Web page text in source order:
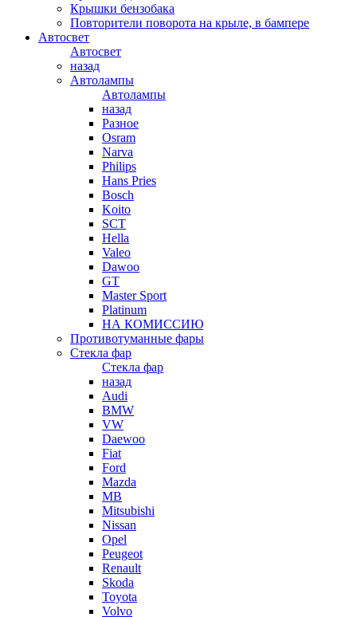
Крышки бензобака
Повторители поворота на крыле, в бампере
Автосвет
Автосвет
назад
Автолампы
Автолампы
назад
Разное
Osram
Narva
Philips
Hans Pries
Bosch
Koito
SCT
Hella
Valeo
Dawoo
GT
Master Sport
Platinum
НА КОМИССИЮ
Противотуманные фары
Стекла фар
Стекла фар
назад
Audi
BMW
VW
Daewoo
Fiat
Ford
Mazda
MB
Mitsubishi
Nissan
Opel
Peugeot
Renault
Skoda
Toyota
Volvo